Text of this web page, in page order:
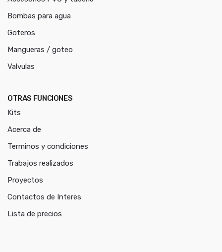
Bombas para agua
Goteros
Mangueras / goteo
Valvulas
OTRAS FUNCIONES
Kits
Acerca de
Terminos y condiciones
Trabajos realizados
Proyectos
Contactos de Interes
Lista de precios